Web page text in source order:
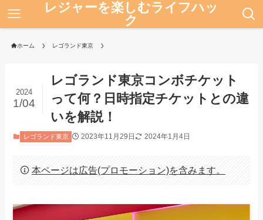
レジャーを楽しむライフハッ
ク
ホーム レゴランド東京
レゴランド東京コンボチケット
って何？日時指定チケットとの違
いを解説！
2024
1/04
レゴランド東京 2023年11月29日 2024年1月4日
本ページは広告(プロモーション)を含みます。